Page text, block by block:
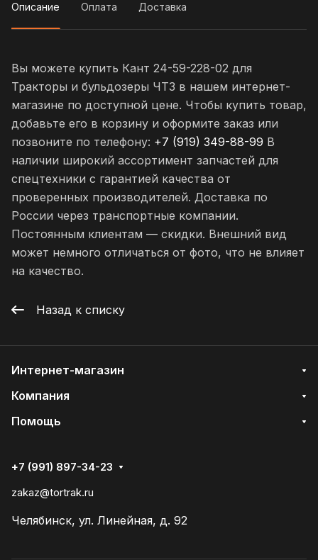
Описание Оплата Доставка
Вы можете купить Кант 24-59-228-02 для
Тракторы и бульдозеры ЧТЗ в нашем интернет-
магазине по доступной цене. Чтобы купить товар,
добавьте его в корзину и оформите заказ или
позвоните по телефону: +7 (919) 349-88-99 В
наличии широкий ассортимент запчастей для
спецтехники с гарантией качества от
проверенных производителей. Доставка по
России через транспортные компании.
Постоянным клиентам — скидки. Внешний вид
может немного отличаться от фото, что не влияет
на качество.
Назад к списку
Интернет-магазин
Компания
Помощь
+7 (991) 897-34-23
zakaz@tortrak.ru
Челябинск, ул. Линейная, д. 92